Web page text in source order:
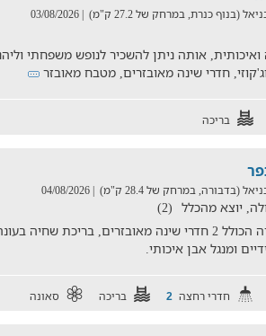
(בנוף כנרת, במרחק של 27.2 ק"מ) | 03/08/2026
ואיכותית, אותה ניתן להשכיר לנופש משפחתי
חדרי שינה מאובזרים, מטבח מאובזר
בריכה
(בדבורה, במרחק של 28.4 ק"מ) | 04/08/2026
יוצא מהכלל (2)
וילת נופש להשכרה הכולל 2 חדרי שינה מאובזרים, בריכת שחיה
ומנגל אבן איכותי.
חדרי רחצה 2 בריכה סאונה